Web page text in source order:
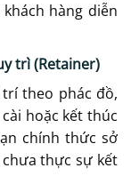
hàng diễn
trì (Retainer)
theo phác đồ,
hoặc kết thúc
chính thức sở
thực sự kết